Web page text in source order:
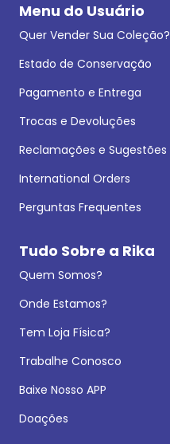
Menu do Usuário
Quer Vender Sua Coleção?
Estado de Conservação
Pagamento e Entrega
Trocas e Devoluções
Reclamações e Sugestões
International Orders
Perguntas Frequentes
Tudo Sobre a Rika
Quem Somos?
Onde Estamos?
Tem Loja Física?
Trabalhe Conosco
Baixe Nosso APP
Doações